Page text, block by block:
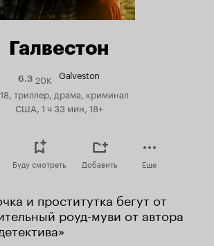
Галвестон
6.3Рейтинг
20K Galveston
триллер, драма, криминал
США, 1 ч 33 мин, 18+
Буду смотреть Добавить Еще
и проститутка бегут от
роуд-муви от автора